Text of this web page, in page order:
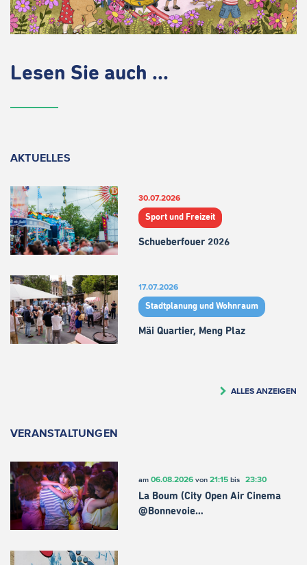
Lesen Sie auch ...
AKTUELLES
30.07.2026
Sport und Freizeit
Schueberfouer 2026
17.07.2026
Stadtplanung und Wohnraum
Mäi Quartier, Meng Plaz
ALLES ANZEIGEN
VERANSTALTUNGEN
am 06.08.2026von 21:15bis 23:30
La Boum (City Open Air Cinema
@Bonnevoie…